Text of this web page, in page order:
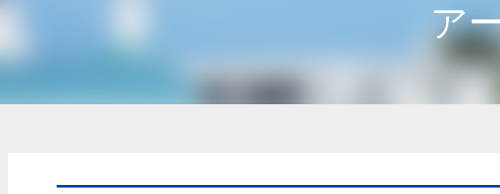
学
園
ア